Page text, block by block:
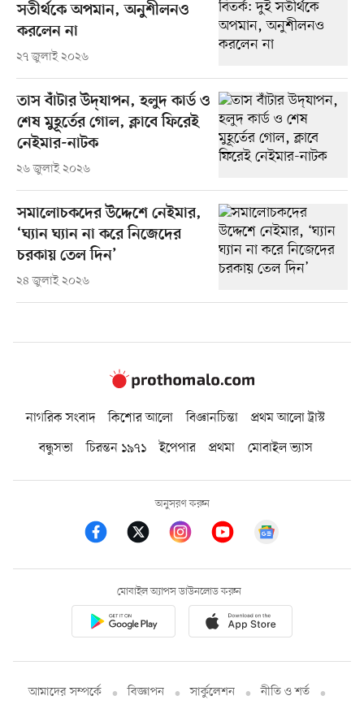
সতীর্থকে অপমান, অনুশীলনও
করলেন না
২৭ জুলাই ২০২৬
তাস বাঁটার উদ্‌যাপন, হলুদ কার্ড ও
শেষ মুহূর্তের গোল, ক্লাবে ফিরেই
নেইমার-নাটক
২৬ জুলাই ২০২৬
সমালোচকদের উদ্দেশে নেইমার,
‘ঘ্যান ঘ্যান না করে নিজেদের
চরকায় তেল দিন’
২৪ জুলাই ২০২৬
নাগরিক সংবাদ কিশোর আলো বিজ্ঞানচিন্তা
প্রথম আলো ট্রাস্ট
বন্ধুসভা
চিরন্তন ১৯৭১ ইপেপার প্রথমা মোবাইল ভ্যাস
অনুসরণ করুন
মোবাইল অ্যাপস ডাউনলোড করুন
আমাদের সম্পর্কে বিজ্ঞাপন সার্কুলেশন নীতি ও শর্ত